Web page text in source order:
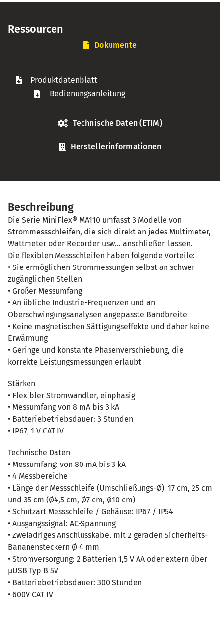
Ressourcen
Dokumente
Produktdatenblatt
Bedienungsanleitung
Technische Daten (ETIM)
Herstellerinformationen
Beschreibung
Die Serie MiniFlex® MA110 umfasst 3 Modelle von
Strommessschleifen, die sich direkt an jedes Multimeter,
Wattmeter oder Recorder usw… anschließen lassen.
Die flexiblen Messschleifen haben folgende Vorteile:
• Sie ermöglichen Strommessungen selbst an schwer
zugänglichen Stellen
• Großer Messumfang
• An übliche Industrie-Frequenzen und an
Oberschwingungsanalysen angepasste Bandbreite
• Keine magnetischen Sättigungseffekte und daher keine
Erwärmung
• Geringe und konstante Phasenverschiebung, die
korrekte Leistungsmessungen erlaubt
Stärken
• Flexibler Stromwandler, einphasig
• Messumfang von 8 mA bis 3 kA
• Batteriebetriebsdauer: 3 Stunden
• IP67, 1 V CAT IV
Technische Daten
• Messumfang: von 80 mA bis 3 kA
• 4 Messbereiche
• Länge der Messschleife (Umschließungs-Ø): 17 cm, 25 cm
und 35 cm (Ø4,5 cm, Ø7 cm, Ø10 cm)
• Schutzart Messschleife / Gehäuse: IP67 / IP54
• Ausgangssignal: AC-Spannung
• Zweiadriges Anschlusskabel mit 2 geraden Sicherheits-
Bananensteckern Ø 4 mm
• Stromversorgung: 2 Batterien 1,5 V AA oder extern über
µUSB Typ B 5V
• Batteriebetriebsdauer: 300 Stunden
• 600V CAT IV